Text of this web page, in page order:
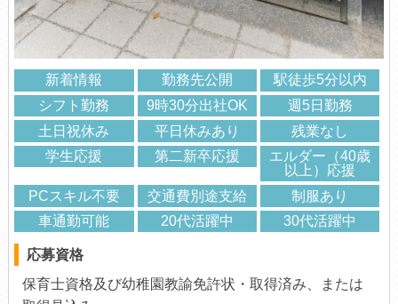
新着情報 勤務先公開
駅徒歩5分以内
シフト勤務
9時30分出社OK
週5日勤務
土日祝休み
平日休みあり
残業なし
学生応援
第二新卒応援
エルダー（40歳
以上）応援
PCスキル不要
交通費別途支給
制服あり
車通勤可能
20代活躍中 30代活躍中
応募資格
保育士資格及び幼稚園教諭免許状・取得済み、または